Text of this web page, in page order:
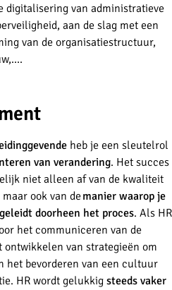
digitalisering van administratieve
aan de slag met een
van de organisatiestructuur,
heb je een sleutelrol
van verandering. Het succes
niet alleen af van de kwaliteit
ook van demanier waarop je
doorheen het proces. Als HR
het communiceren van de
ontwikkelen van strategieën om
het bevorderen van een cultuur
HR wordt gelukkig steeds vaker